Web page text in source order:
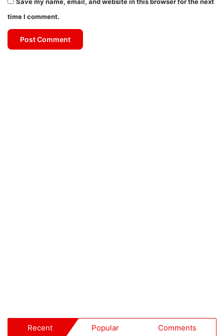
Save my name, email, and website in this browser for the next
time I comment.
Recent Popular Comments